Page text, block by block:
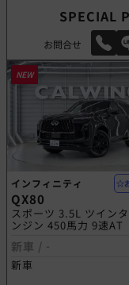
SPECIAL
お問合せ
NEW
インフィニティ
QX80
スポーツ 3.5L ツイン
ンジン 450馬力 9速AT
新車 / -
新車